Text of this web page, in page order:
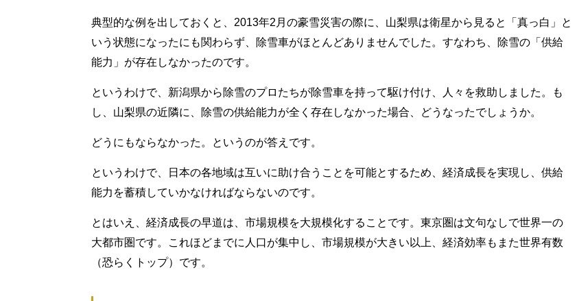
典型的な例を出しておくと、2013年2月の豪雪災害の際に、山梨県は衛星から見ると「真っ白」と
いう状態になったにも関わらず、除雪車がほとんどありませんでした。すなわち、除雪の「供給
能力」が存在しなかったのです。
というわけで、新潟県から除雪のプロたちが除雪車を持って駆け付け、人々を救助しました。も
し、山梨県の近隣に、除雪の供給能力が全く存在しなかった場合、どうなったでしょうか。
どうにもならなかった。というのが答えです。
というわけで、日本の各地域は互いに助け合うことを可能とするため、経済成長を実現し、供給
能力を蓄積していかなければならないのです。
とはいえ、経済成長の早道は、市場規模を大規模化することです。東京圏は文句なしで世界一の
大都市圏です。これほどまでに人口が集中し、市場規模が大きい以上、経済効率もまた世界有数
（恐らくトップ）です。